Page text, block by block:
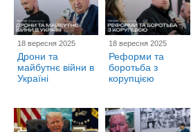
18 вересня 2025
Дрони та
майбутнє війни в
Україні
18 вересня 2025
Реформи та
боротьба з
корупцією